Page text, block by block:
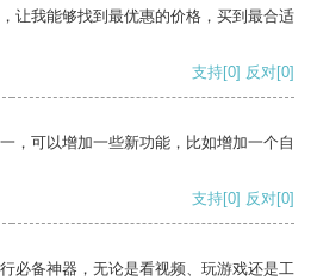
让我能够找到最优惠的价格，买到最合适
支持[0] 反对[0]
，可以增加一些新功能，比如增加一个自
支持[0] 反对[0]
必备神器，无论是看视频、玩游戏还是工